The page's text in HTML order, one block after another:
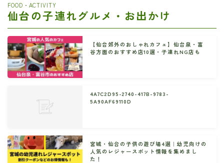
FOOD・ACTIVITY
仙台の子連れグルメ・お出かけ
【仙台郊外のおしゃれカフェ】仙台泉・富
谷方面のおすすめ店10選・子連れNG店も
4A7C2D95-2740-417B-9783-
5A90AF69110D
宮城・仙台の子供の遊び場4選｜幼児向けの
人気のレジャースポット情報を集めまし
た！